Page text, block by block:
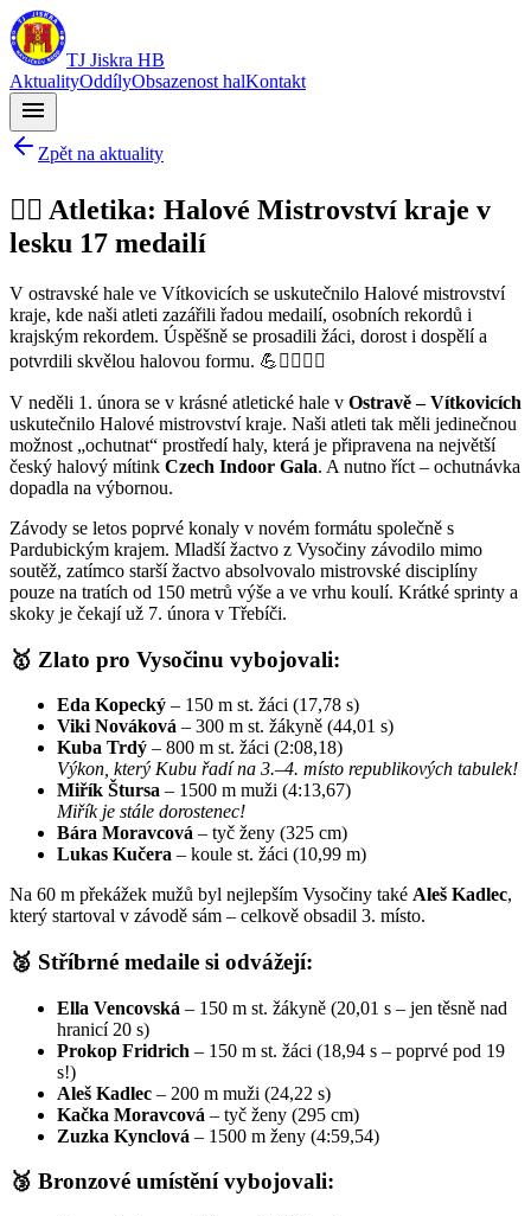
TJ Jiskra HB
AktualityOddílyObsazenost halKontakt
menu
Zpět na aktuality
🏃‍♂️ Atletika: Halové Mistrovství kraje v
lesku 17 medailí
V ostravské hale ve Vítkovicích se uskutečnilo Halové mistrovství
kraje, kde naši atleti zazářili řadou medailí, osobních rekordů i
krajským rekordem. Úspěšně se prosadili žáci, dorost i dospělí a
potvrdili skvělou halovou formu. 💪🏃‍♂️🏃‍♀️
V neděli 1. února se v krásné atletické hale v Ostravě – Vítkovicích
uskutečnilo Halové mistrovství kraje. Naši atleti tak měli jedinečnou
možnost „ochutnat“ prostředí haly, která je připravena na největší
český halový mítink Czech Indoor Gala. A nutno říct – ochutnávka
dopadla na výbornou.
Závody se letos poprvé konaly v novém formátu společně s
Pardubickým krajem. Mladší žactvo z Vysočiny závodilo mimo
soutěž, zatímco starší žactvo absolvovalo mistrovské disciplíny
pouze na tratích od 150 metrů výše a ve vrhu koulí. Krátké sprinty a
skoky je čekají už 7. února v Třebíči.
🥇 Zlato pro Vysočinu vybojovali:
Eda Kopecký – 150 m st. žáci (17,78 s)
Viki Nováková – 300 m st. žákyně (44,01 s)
Kuba Trdý – 800 m st. žáci (2:08,18)
Výkon, který Kubu řadí na 3.–4. místo republikových tabulek!
Miřík Štursa – 1500 m muži (4:13,67)
Miřík je stále dorostenec!
Bára Moravcová – tyč ženy (325 cm)
Lukas Kučera – koule st. žáci (10,99 m)
Na 60 m překážek mužů byl nejlepším Vysočiny také Aleš Kadlec,
který startoval v závodě sám – celkově obsadil 3. místo.
🥈 Stříbrné medaile si odvážejí:
Ella Vencovská – 150 m st. žákyně (20,01 s – jen těsně nad
hranicí 20 s)
Prokop Fridrich – 150 m st. žáci (18,94 s – poprvé pod 19
s!)
Aleš Kadlec – 200 m muži (24,22 s)
Kačka Moravcová – tyč ženy (295 cm)
Zuzka Kynclová – 1500 m ženy (4:59,54)
🥉 Bronzové umístění vybojovali: